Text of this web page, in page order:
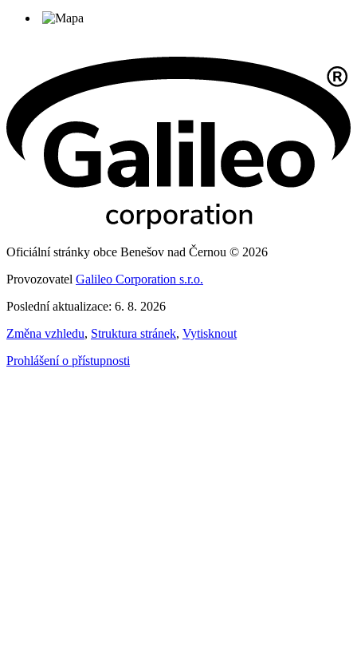
Oficiální stránky obce Benešov nad Černou © 2026
Provozovatel Galileo Corporation s.r.o.
Poslední aktualizace: 6. 8. 2026
Změna vzhledu, Struktura stránek, Vytisknout
Prohlášení o přístupnosti